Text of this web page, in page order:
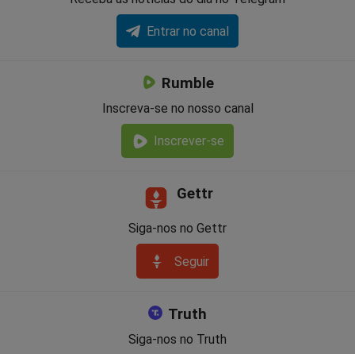
Entrar no canal
Rumble
Inscreva-se no nosso canal
Inscrever-se
Gettr
Siga-nos no Gettr
Seguir
Truth
Siga-nos no Truth